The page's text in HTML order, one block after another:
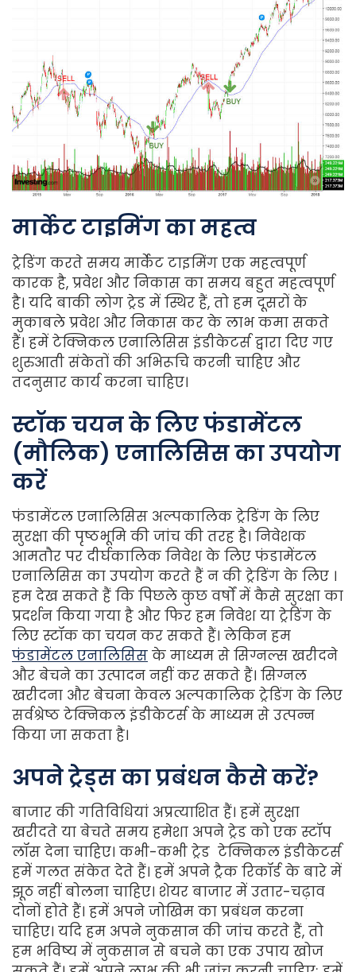
मार्केटटाइमिंगकामहत्व
ट्रेडिंग करते समय मार्केट टाइमिंग एक महत्वपूर्ण
कारक है, प्रवेश और निकास का समय बहुत महत्वपूर्ण
है। यदि बाकी लोग ट्रेड में स्थिर हैं, तो हम दूसरों के
मुकाबले प्रवेश और निकास कर के लाभ कमा सकते
हैं। हमें टेक्निकल एनालिसिस इंडीकेटर्स द्वारा दिए गए
शुरुआती संकेतों की अभिरूचि करनी चाहिए और
तदनुसार कार्य करना चाहिए।
स्टॉकचयनकेलिएफंडामेंटल
(मौलिक) एनालिसिसकाउपयोग
करें
फंडामेंटल एनालिसिस अल्पकालिक ट्रेडिंग के लिए
सुरक्षा की पृष्ठभूमि की जांच की तरह है। निवेशक
आमतौर पर दीर्घकालिक निवेश के लिए फंडामेंटल
एनालिसिस का उपयोग करते हैं न की ट्रेडिंग के लिए ।
हम देख सकते हैं कि पिछले कुछ वर्षों में कैसे सुरक्षा का
प्रदर्शन किया गया है और फिर हम निवेश या ट्रेडिंग के
लिए स्टॉक का चयन कर सकते हैं। लेकिन हम
फंडामेंटल एनालिसिस के माध्यम से सिग्नल्स खरीदने
और बेचने का उत्पादन नहीं कर सकते हैं। सिग्नल
खरीदना और बेचना केवल अल्पकालिक ट्रेडिंग के लिए
सर्वश्रेष्ठ टेक्निकल इंडीकेटर्स के माध्यम से उत्पन्न
किया जा सकता है।
अपने ट्रेड्स का प्रबंधन कैसे करें?
बाजार की गतिविधियां अप्रत्याशित हैं। हमें सुरक्षा
खरीदते या बेचते समय हमेशा अपने ट्रेड को एक स्टॉप
लॉस देना चाहिए। कभी-कभी ट्रेड टेक्निकल इंडीकेटर्स
हमें गलत संकेत देते हैं। हमें अपने ट्रैक रिकॉर्ड के बारे में
झूठ नहीं बोलना चाहिए। शेयर बाजार में उतार-चढ़ाव
दोनों होते हैं। हमें अपने जोखिम का प्रबंधन करना
चाहिए। यदि हम अपने नुकसान की जांच करते हैं, तो
हम भविष्य में नुकसान से बचने का एक उपाय खोज